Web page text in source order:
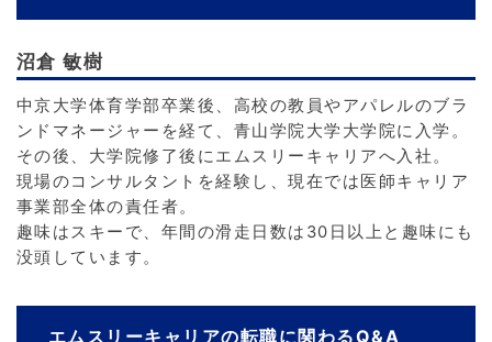
沼倉 敏樹
中京大学体育学部卒業後、高校の教員やアパレルのブラ
ンドマネージャーを経て、青山学院大学大学院に入学。
その後、大学院修了後にエムスリーキャリアへ入社。
現場のコンサルタントを経験し、現在では医師キャリア
事業部全体の責任者。
趣味はスキーで、年間の滑走日数は30日以上と趣味にも
没頭しています。
エムスリーキャリアの転職に関わるQ&A